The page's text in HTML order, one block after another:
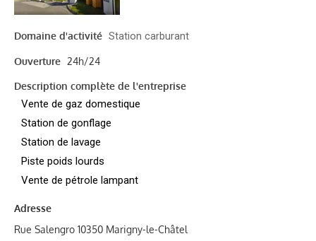
Domaine d'activité Station carburant
Ouverture 24h/24
Description complète de l'entreprise
Vente de gaz domestique
Station de gonflage
Station de lavage
Piste poids lourds
Vente de pétrole lampant
Adresse
Rue Salengro 10350 Marigny-le-Châtel